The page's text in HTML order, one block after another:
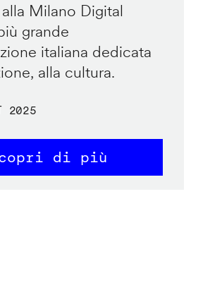
Milano Digital
grande
italiana dedicata
alla cultura.
2025
di più